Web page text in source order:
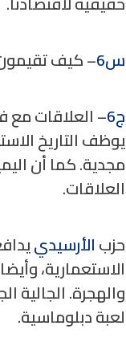
س6– كيف تقيمون
ج6– العلاقات مع
يوظف التاريخ
مجدية. كما أن
العلاقات.
حزبالأرسيدي
الاستعمارية،
والهجرة. الجالية
لعبة دبلوماسية.